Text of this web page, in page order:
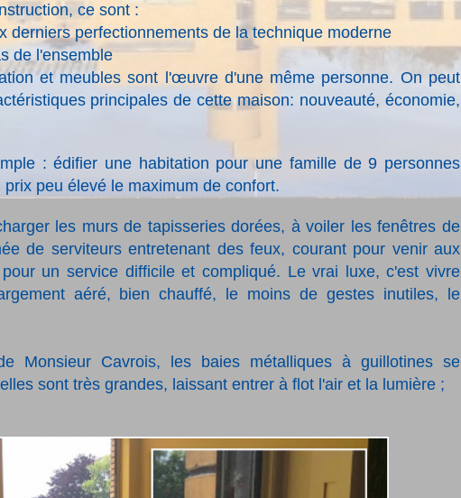
ce sont :
derniers perfectionnements de la technique moderne
de l'ensemble
et meubles sont l'œuvre d'une même personne. On peut
principales de cette maison: nouveauté, économie,
: édifier une habitation pour une famille de 9 personnes
peu élevé le maximum de confort.
les murs de tapisseries dorées, à voiler les fenêtres de
de serviteurs entretenant des feux, courant pour venir aux
un service difficile et compliqué. Le vrai luxe, c'est vivre
aéré, bien chauffé, le moins de gestes inutiles, le
Monsieur Cavrois, les baies métalliques à guillotines se
sont très grandes, laissant entrer à flot l'air et la lumière ;